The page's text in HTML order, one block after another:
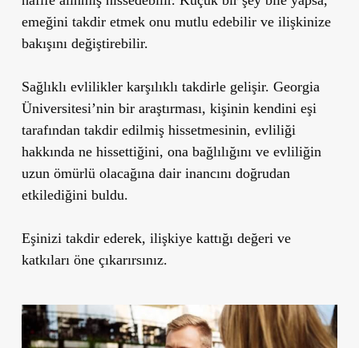
emeğini takdir etmek onu mutlu edebilir ve ilişkinize
bakışını değiştirebilir.
Sağlıklı evlilikler karşılıklı takdirle gelişir. Georgia
Üniversitesi’nin bir araştırması, kişinin kendini eşi
tarafından takdir edilmiş hissetmesinin, evliliği
hakkında ne hissettiğini, ona bağlılığını ve evliliğin
uzun ömürlü olacağına dair inancını doğrudan
etkilediğini buldu.
Eşinizi takdir ederek, ilişkiye kattığı değeri ve
katkıları öne çıkarırsınız.